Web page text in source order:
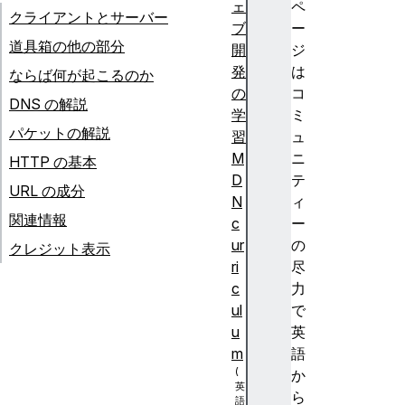
ペ
ー
ジ
は
コ
ミ
ュ
ニ
テ
ィ
ー
の
尽
力
で
英
語
か
ら
クライアントとサーバー
道具箱の他の部分
ならば何が起こるのか
DNS の解説
パケットの解説
HTTP の基本
URL の成分
関連情報
クレジット表示
ェ
ブ
開
発
の
学
習
M
D
N
c
ur
ri
c
ul
u
m